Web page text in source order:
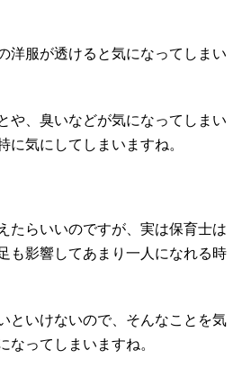
洋服が透けると気になってしまい
や、臭いなどが気になってしまい
に気にしてしまいますね。
たらいいのですが、実は保育士は
も影響してあまり一人になれる時
といけないので、そんなことを気
なってしまいますね。